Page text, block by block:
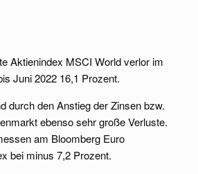
Aktienindex MSCI World verlor im
Juni 2022 16,1 Prozent.
durch den Anstieg der Zinsen bzw.
ebenso sehr große Verluste.
am Bloomberg Euro
bei minus 7,2 Prozent.